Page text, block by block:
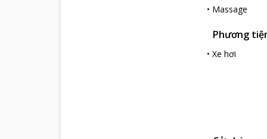
Dịch vụ khách
sở vật chất
điện thoại
và các loại
khách một
Khu nghỉ mát
• Massage
Phương
• Xe hơi